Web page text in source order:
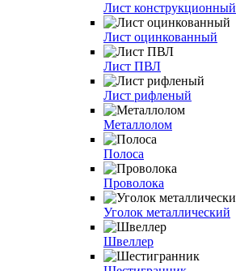
Лист конструкционный
Лист оцинкованный
Лист ПВЛ
Лист рифленый
Металлолом
Полоса
Проволока
Уголок металлический
Швеллер